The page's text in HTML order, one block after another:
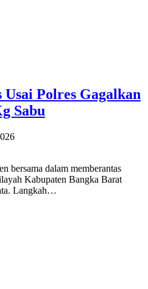
Polres Gagalkan
Sabu
dalam memberantas
Kabupaten Bangka Barat
Langkah…